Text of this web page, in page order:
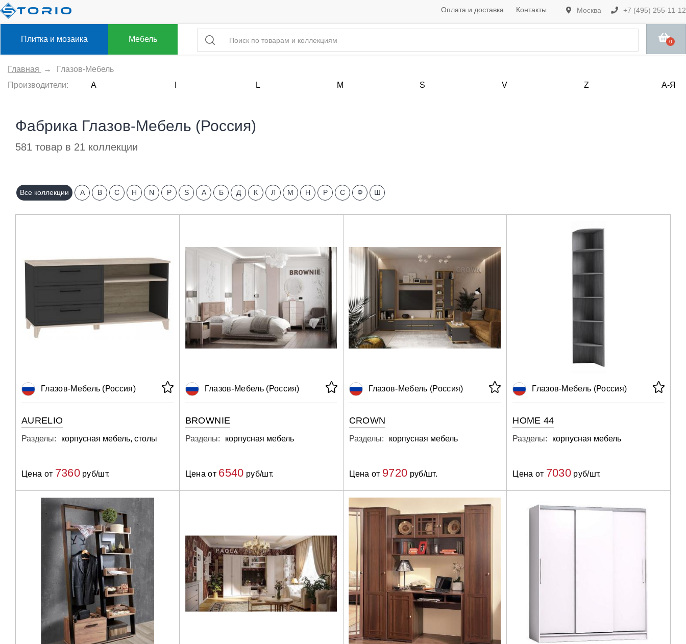
Москва +7 (495) 255-11-12
Оплата и доставка Контакты
Плитка и мозаика Мебель 0
Главная →
Глазов-Мебель
Производители:
A L M S V Z А-Я
Фабрика Глазов-Мебель (Россия)
581 товар в 21 коллекции
Все коллекции A B C H N P S А Б Д К Л М Н Р С Ф Ш
Глазов-Мебель (Россия)
AURELIO
Разделы: корпусная мебель, столы
Цена от 7360руб/шт.
Глазов-Мебель (Россия)
BROWNIE
Разделы: корпусная мебель
Цена от 6540 руб/шт.
Глазов-Мебель (Россия)
CROWN
Разделы: корпусная мебель
Цена от 9720 руб/шт.
Глазов-Мебель (Россия)
HOME 44
Разделы: корпусная мебель
Цена от 7030 руб/шт.